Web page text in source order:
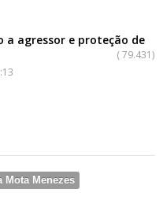
a agressor e proteção de
(79.431)
Mota Menezes